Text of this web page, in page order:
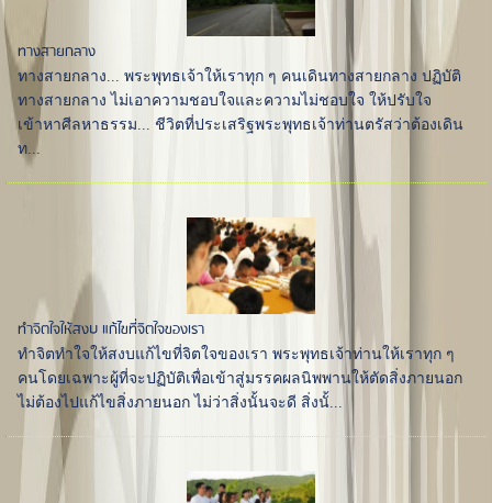
ทางสายกลาง
ทางสายกลาง... พระพุทธเจ้าให้เราทุก ๆ คนเดินทางสายกลาง ปฏิบัติ
ทางสายกลาง ไม่เอาความชอบใจและความไม่ชอบใจ ให้ปรับใจ
เข้าหาศีลหาธรรม... ชีวิตที่ประเสริฐพระพุทธเจ้าท่านตรัสว่าต้องเดิน
ท...
ทำจิตใจให้สงบ แก้ไขที่จิตใจของเรา
ทำจิตทำใจให้สงบแก้ไขที่จิตใจของเรา พระพุทธเจ้าท่านให้เราทุก ๆ
คนโดยเฉพาะผู้ที่จะปฏิบัติเพื่อเข้าสู่มรรคผลนิพพานให้ตัดสิ่งภายนอก
ไม่ต้องไปแก้ไขสิ่งภายนอก ไม่ว่าสิ่งนั้นจะดี สิ่งนั้...